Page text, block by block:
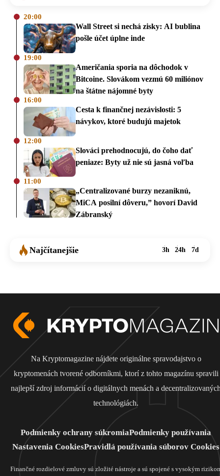
20:00
Wall Street si nechá zisky: AI bublina
pošle účet úplne inde
19:00
Američania sporia na dôchodok v
Bitcoine. Slovákom vezmú 60 miliónov
na štátne nájomné byty
16:00
Cesta k finančnej nezávislosti: 5
návykov, ktoré budujú majetok
12:00
Slováci prehodnocujú, do čoho dať
peniaze: Byty už nie sú jasná voľba
11:00
„Centralizované burzy nezaniknú,
MiCA posilní dôveru,” hovorí David
Zábranský
Najčítanejšie 3h 24h 7d
Na Kryptomagazine nájdete originálne spravodajstvo o
kryptomenách tvorené odborníkmi, ktorí z tohto magazínu spravili
najlepší zdroj informácií o digitálnych menách a
technológiách.
Podmienky ochrany súkromiaPodmienky používania
Nastavenia CookiesPravidlá používania súborov Cookies
Finančné rozdielové zmluvy sú zložité nástroje a sú spojené s vysokým